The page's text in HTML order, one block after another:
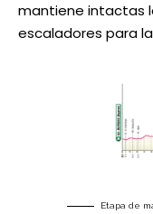
mantiene intactas
escaladores para
Etapa de